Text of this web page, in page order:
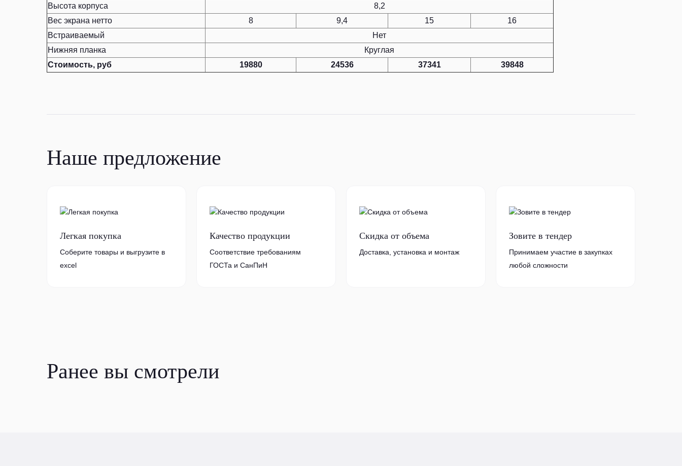
Высота корпуса
8,2
Вес экрана нетто
8 9,4 15
16
Встраиваемый
Нет
Нижняя планка
Круглая
Стоимость, руб
19880 24536 37341 39848
Наше предложение
Легкая покупка
Соберите товары и выгрузите в
excel
Качество продукции
Соответствие требованиям
ГОСТа и СанПиН
Скидка от объема
Доставка, установка и монтаж
Зовите в тендер
Принимаем участие в закупках
любой сложности
Ранее вы смотрели